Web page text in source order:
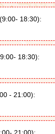
18:30):
18:30):
- 21:00):
21:00):